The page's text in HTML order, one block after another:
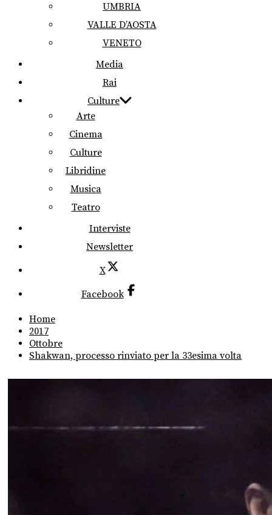
UMBRIA
VALLE D’AOSTA
VENETO
Media
Rai
Culture
Arte
Cinema
Culture
Libridine
Musica
Teatro
Interviste
Newsletter
X
Facebook
Home
2017
Ottobre
Shakwan, processo rinviato per la 33esima volta